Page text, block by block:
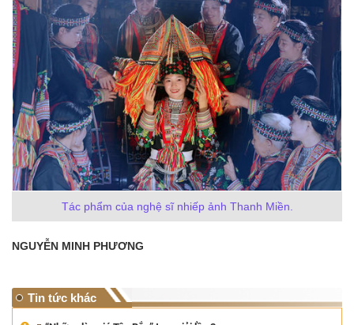
Tác phẩm của nghệ sĩ nhiếp ảnh Thanh Miền.
NGUYỄN MINH PHƯƠNG
Tin tức khác